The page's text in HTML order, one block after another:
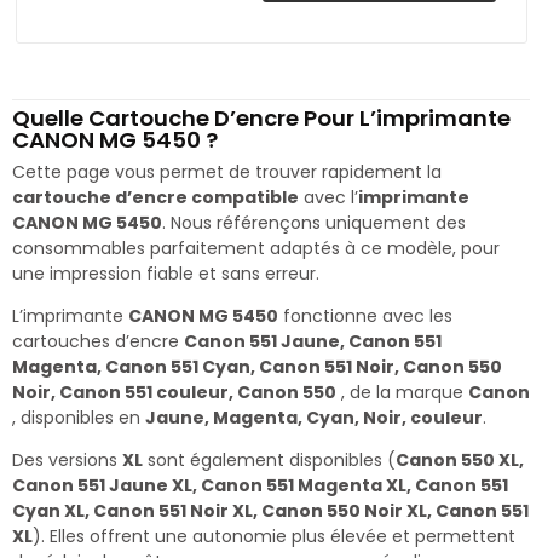
Quelle Cartouche D’encre Pour L’imprimante
CANON MG 5450 ?
Cette page vous permet de trouver rapidement la
cartouche d’encre compatible avec l’imprimante
CANON MG 5450. Nous référençons uniquement des
consommables parfaitement adaptés à ce modèle, pour
une impression fiable et sans erreur.
L’imprimante CANON MG 5450 fonctionne avec les
cartouches d’encre Canon 551 Jaune, Canon 551
Magenta, Canon 551 Cyan, Canon 551 Noir, Canon 550
Noir, Canon 551 couleur, Canon 550 , de la marque Canon
, disponibles en Jaune, Magenta, Cyan, Noir, couleur.
Des versions XL sont également disponibles (Canon 550 XL,
Canon 551 Jaune XL, Canon 551 Magenta XL, Canon 551
Cyan XL, Canon 551 Noir XL, Canon 550 Noir XL, Canon 551
XL). Elles offrent une autonomie plus élevée et permettent